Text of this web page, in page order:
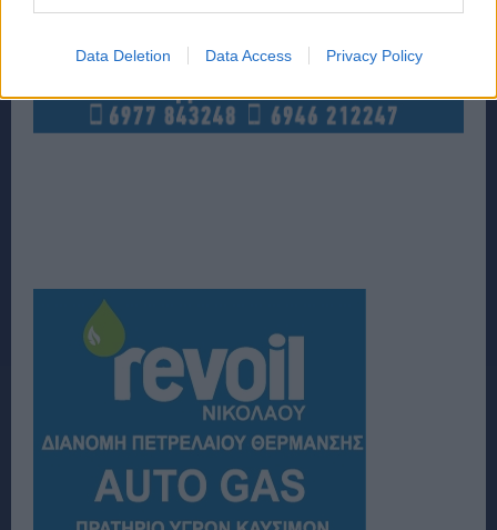
Data Deletion Data Access Privacy Policy